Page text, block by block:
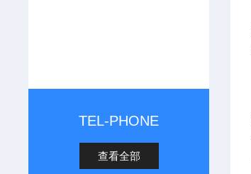
TEL-PHONE
查看全部